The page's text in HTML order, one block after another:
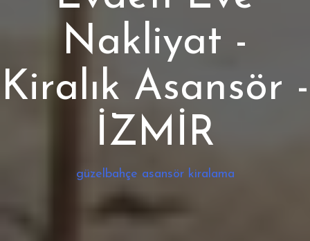
Nakliyat -
Kiralık Asansör -
İZMİR
güzelbahçe asansör kiralama